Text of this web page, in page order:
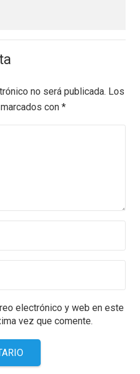
no será publicada. Los
con *
electrónico y web en este
vez que comente.